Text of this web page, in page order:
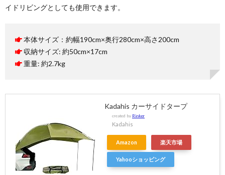
イドリビングとしても使用できます。
本体サイズ：約幅190cm×奥行280cm×高さ200cm
収納サイズ: 約50cm×17cm
重量: 約2.7kg
Kadahis カーサイドタープ
created by Rinker
Kadahis
Amazon 楽天市場
Yahooショッピング